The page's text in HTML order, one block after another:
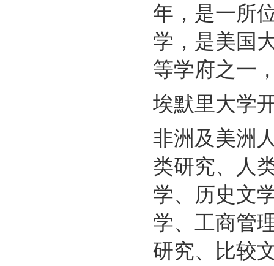
年，是一所
学，是美国
等学府之一
埃默里大学
非洲及美洲
类研究、人
学、历史文
学、工商管
研究、比较